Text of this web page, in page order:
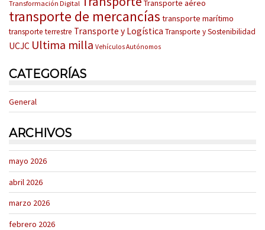
Transformación Digital Transporte aéreo
transporte de mercancías transporte marítimo
transporte terrestre Transporte y Logística Transporte y Sostenibilidad
UCJC Ultima milla Vehículos Autónomos
CATEGORÍAS
General
ARCHIVOS
mayo 2026
abril 2026
marzo 2026
febrero 2026